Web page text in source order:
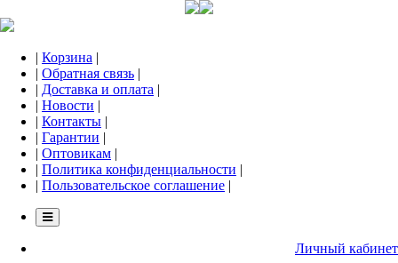
| Корзина |
| Обратная связь |
| Доставка и оплата |
| Новости |
| Контакты |
| Гарантии |
| Оптовикам |
| Политика конфиденциальности |
| Пользовательское соглашение |
Личный кабинет